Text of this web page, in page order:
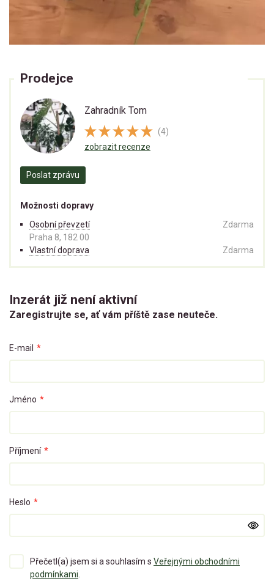
Prodejce
Zahradník Tom
(4)
zobrazit recenze
Poslat zprávu
Možnosti dopravy
Osobní převzetí
Praha 8, 182 00
Zdarma
Vlastní doprava Zdarma
Inzerát již není aktivní
Zaregistrujte se, ať vám příště zase neuteče.
E-mail *
Jméno *
Příjmení *
Heslo *
Přečetl(a) jsem si a souhlasím s Veřejnými obchodními
podmínkami.